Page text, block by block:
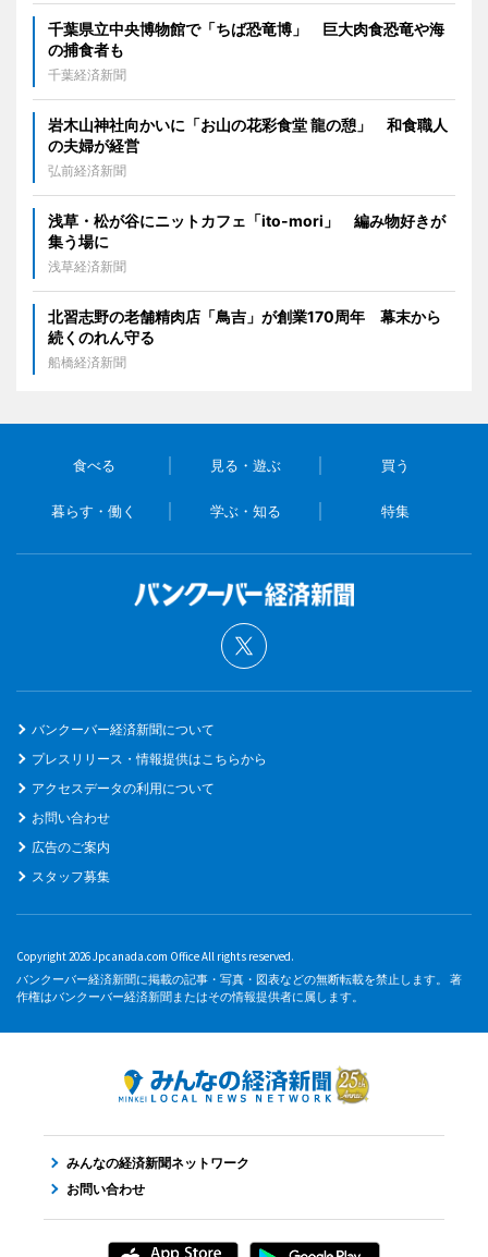
千葉県立中央博物館で「ちば恐竜博」 巨大肉食恐竜や海
の捕食者も
千葉経済新聞
岩木山神社向かいに「お山の花彩食堂 龍の憩」 和食職人
の夫婦が経営
弘前経済新聞
浅草・松が谷にニットカフェ「ito-mori」 編み物好きが
集う場に
浅草経済新聞
北習志野の老舗精肉店「鳥吉」が創業170周年 幕末から
続くのれん守る
船橋経済新聞
食べる 見る・遊ぶ 買う
暮らす・働く 学ぶ・知る 特集
バンクーバー経済新聞について
プレスリリース・情報提供はこちらから
アクセスデータの利用について
お問い合わせ
広告のご案内
スタッフ募集
Copyright 2026 Jpcanada.com Office All rights reserved.
バンクーバー経済新聞に掲載の記事・写真・図表などの無断転載を禁止します。 著
作権はバンクーバー経済新聞またはその情報提供者に属します。
みんなの経済新聞ネットワーク
お問い合わせ